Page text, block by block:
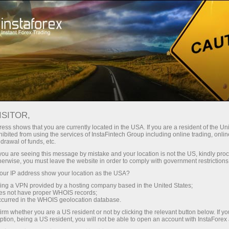
InstaForex bilan siz haqiqatan
ega bo‘lasiz: 1:5000 gacha kredit
yelkasi, bozordagi eng yaxshi
spred va komissiyalardan biri,
shuningdek aksiyalar va indekslar
bilan savdo qilish uchun qulay
shartlar.
Kichik
Har bir depozit uchun
30% bonus
Savdoda
va trassada tezlik
shows that you are currently located in the USA. If you are a resident of the
from using the services of InstaFintech Group including online trading,
of funds, etc.
are seeing this message by mistake and your location is not the US, kindly
you must leave the website in order to comply with government
IP address show your location as the USA?
a VPN provided by a hosting company based in the United States;
not have proper WHOIS records;
in the WHOIS geolocation database.
whether you are a US resident or not by clicking the relevant button below. If
being a US resident, you will not be able to open an account with InstaForex